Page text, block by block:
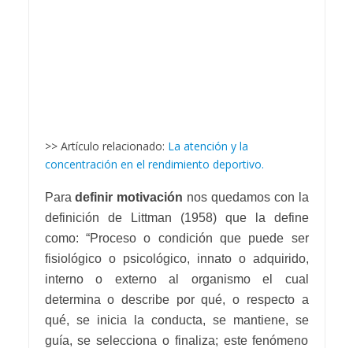
>> Artículo relacionado: La atención y la
concentración en el rendimiento deportivo.
Paradefinir motivación nos quedamos con la
definición de Littman (1958) que la define
como: “Proceso o condición que puede ser
fisiológico o psicológico, innato o adquirido,
interno o externo al organismo el cual
determina o describe por qué, o respecto a
qué, se inicia la conducta, se mantiene, se
guía, se selecciona o finaliza; este fenómeno